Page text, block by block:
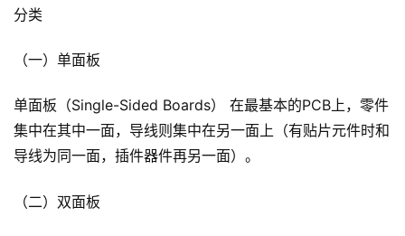
分类
（一）单面板
单面板（Single-Sided Boards） 在最基本的PCB上，零件
集中在其中一面，导线则集中在另一面上（有贴片元件时和
导线为同一面，插件器件再另一面）。
（二）双面板